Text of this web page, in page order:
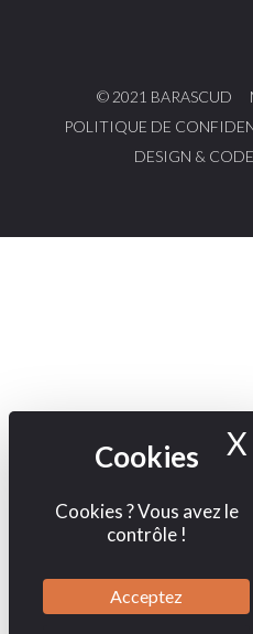
Cookies ? Vous avez le
contrôle !
Acceptez
X
© 2021 BARASCUD
POLITIQUE DE
DESIGN &